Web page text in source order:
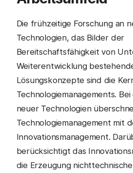
Die frühzeitige Forschung an
Technologien, das Bilder der
Bereitschaftsfähigkeit von
Weiterentwicklung
Lösungskonzepte sind die
Technologiemanagements.
neuer Technologien
Technologiemanagement mit
Innovationsmanagement.
berücksichtigt das
die Erzeugung